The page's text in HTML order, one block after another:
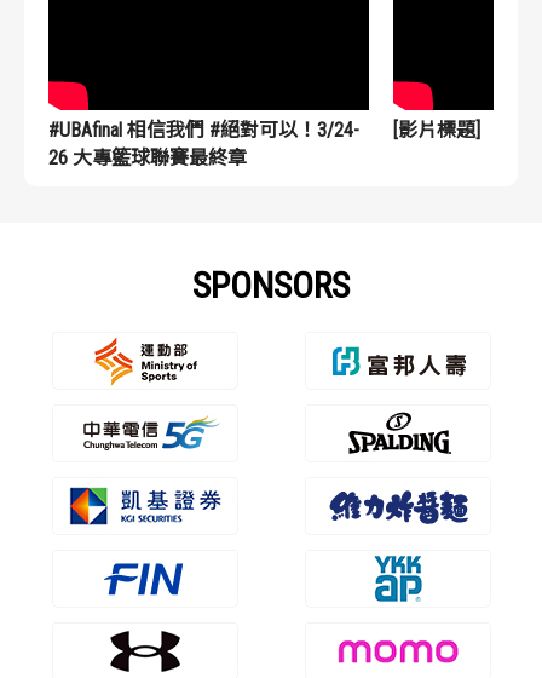
#UBAfinal 相信我們 #絕對可以！3/24-
26 大專籃球聯賽最終章
[影片標題]
SPONSORS